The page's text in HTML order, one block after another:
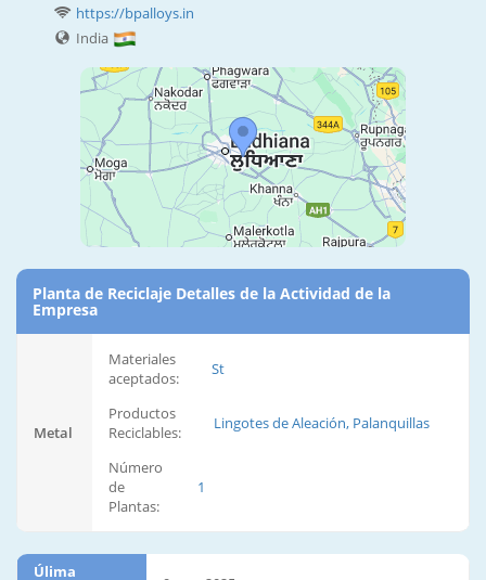
https://bpalloys.in
India
Planta de Reciclaje Detalles de la Actividad de la
Empresa
Metal
Materiales
aceptados:
St
Productos
Reciclables:
Lingotes de Aleación, Palanquillas
Número
de
Plantas:
1
Úlima